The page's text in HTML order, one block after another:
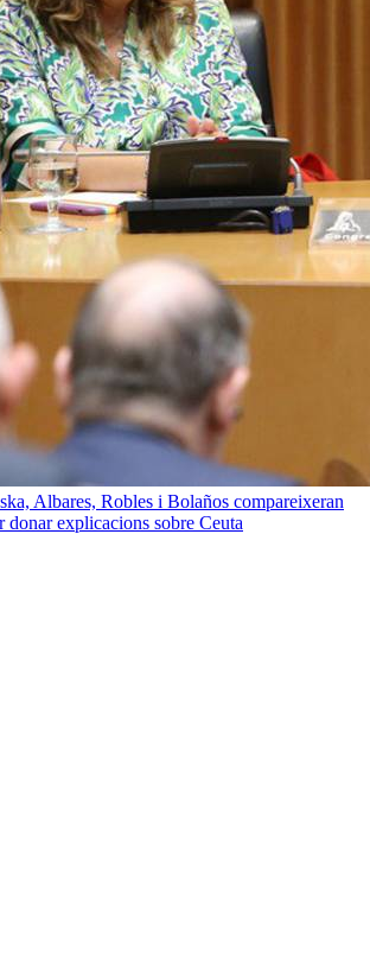
Albares, Robles i Bolaños compareixeran
donar explicacions sobre Ceuta